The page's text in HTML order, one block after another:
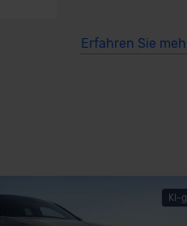
Erfahren Sie
KI-